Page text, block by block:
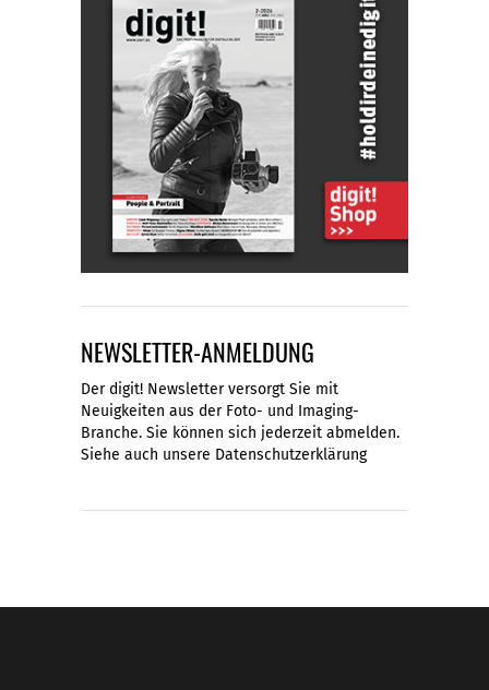
NEWSLETTER-ANMELDUNG
Der digit! Newsletter versorgt Sie mit
Neuigkeiten aus der Foto- und Imaging-
Branche. Sie können sich jederzeit abmelden.
Siehe auch unsere Datenschutzerklärung